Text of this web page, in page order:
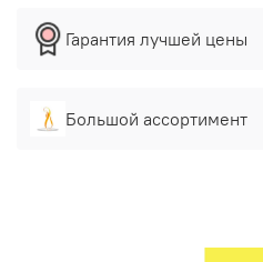
Гарантия лучшей цены
Большой ассортимент